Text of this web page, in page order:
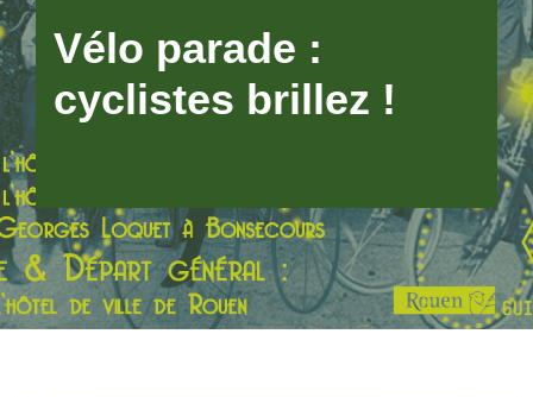
Vélo parade :
cyclistes brillez !